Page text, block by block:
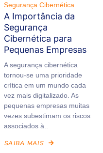
Segurança Cibernética
A Importância da
Segurança
Cibernética para
Pequenas Empresas
A segurança cibernética
tornou-se uma prioridade
crítica em um mundo cada
vez mais digitalizado. As
pequenas empresas muitas
vezes subestimam os riscos
associados à..
SAIBA MAIS